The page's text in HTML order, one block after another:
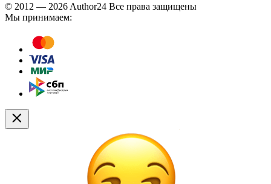
© 2012 — 2026 Author24 Все права защищены
Мы принимаем: